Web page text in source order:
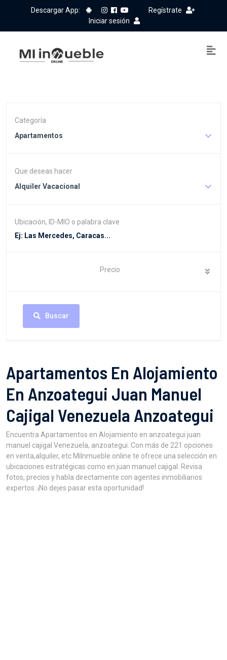
Descargar App:
Regístrate
Iniciar sesión
Categoría
Apartamentos
Que deseas hacer
Alquiler Vacacional
Ubicación, ID-MIO o palabra clave
Precio
Buscar
Apartamentos En Alojamiento
En Anzoategui Juan Manuel
Cajigal Venezuela Anzoategui
Encuentra Apartamentos en Alojamiento en anzoategui juan
manuel cajigal Venezuela, anzoategui. Con más de 221 opciones
en venta,alquiler, etc MiInmueble.online te ofrece una selección en
ubicaciones estratégicas como en juan manuel cajigal. Revisa
fotos, precios y habla directamente con agentes inmobiliarios
expertos. ¡No dejes pasar esta oportunidad!